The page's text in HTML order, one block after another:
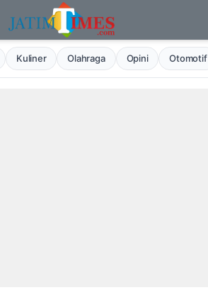
Kuliner Olahraga Opini Otomotif